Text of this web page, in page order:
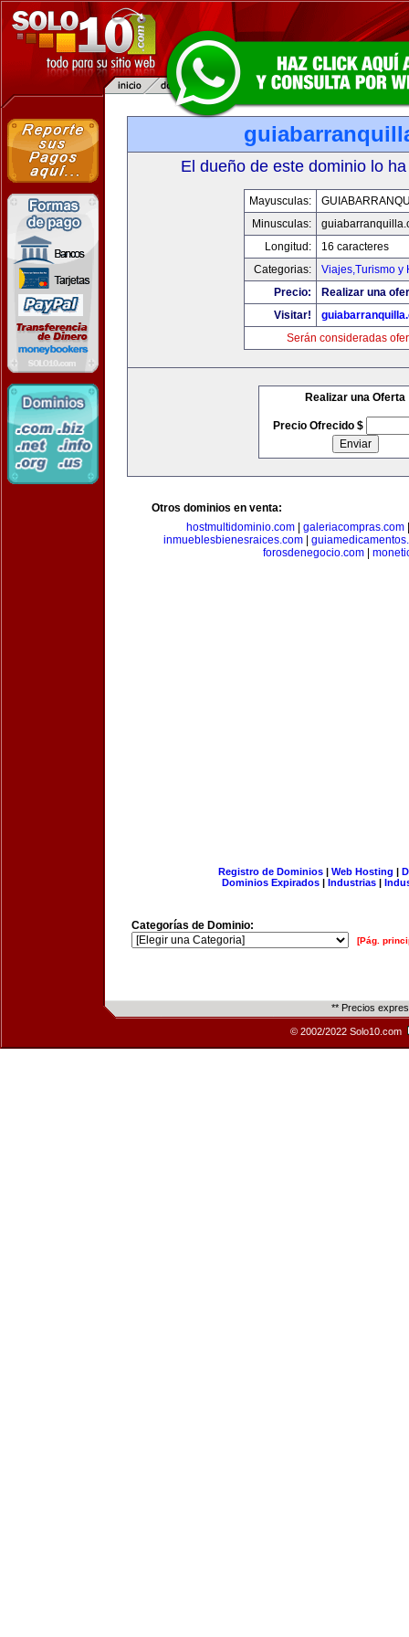
El dueño de este dominio lo
Mayusculas:
Minusculas:
Longitud:
16 caracteres
Categorias:
Viajes,Turismo y
Precio:
Realizar una
Visitar!
Serán consideradas
Realizar una Oferta
Precio Ofrecido $
Otros dominios en venta:
hostmultidominio.com
galeriacompras.com
inmueblesbienesraices.com|
forosdenegocio.com
Registro de Dominios| Web Hosting |
Dominios Expirados | Industrias |
Categorías de Dominio:
[Pág.
** Precios
© 2002/2022 Solo10.com